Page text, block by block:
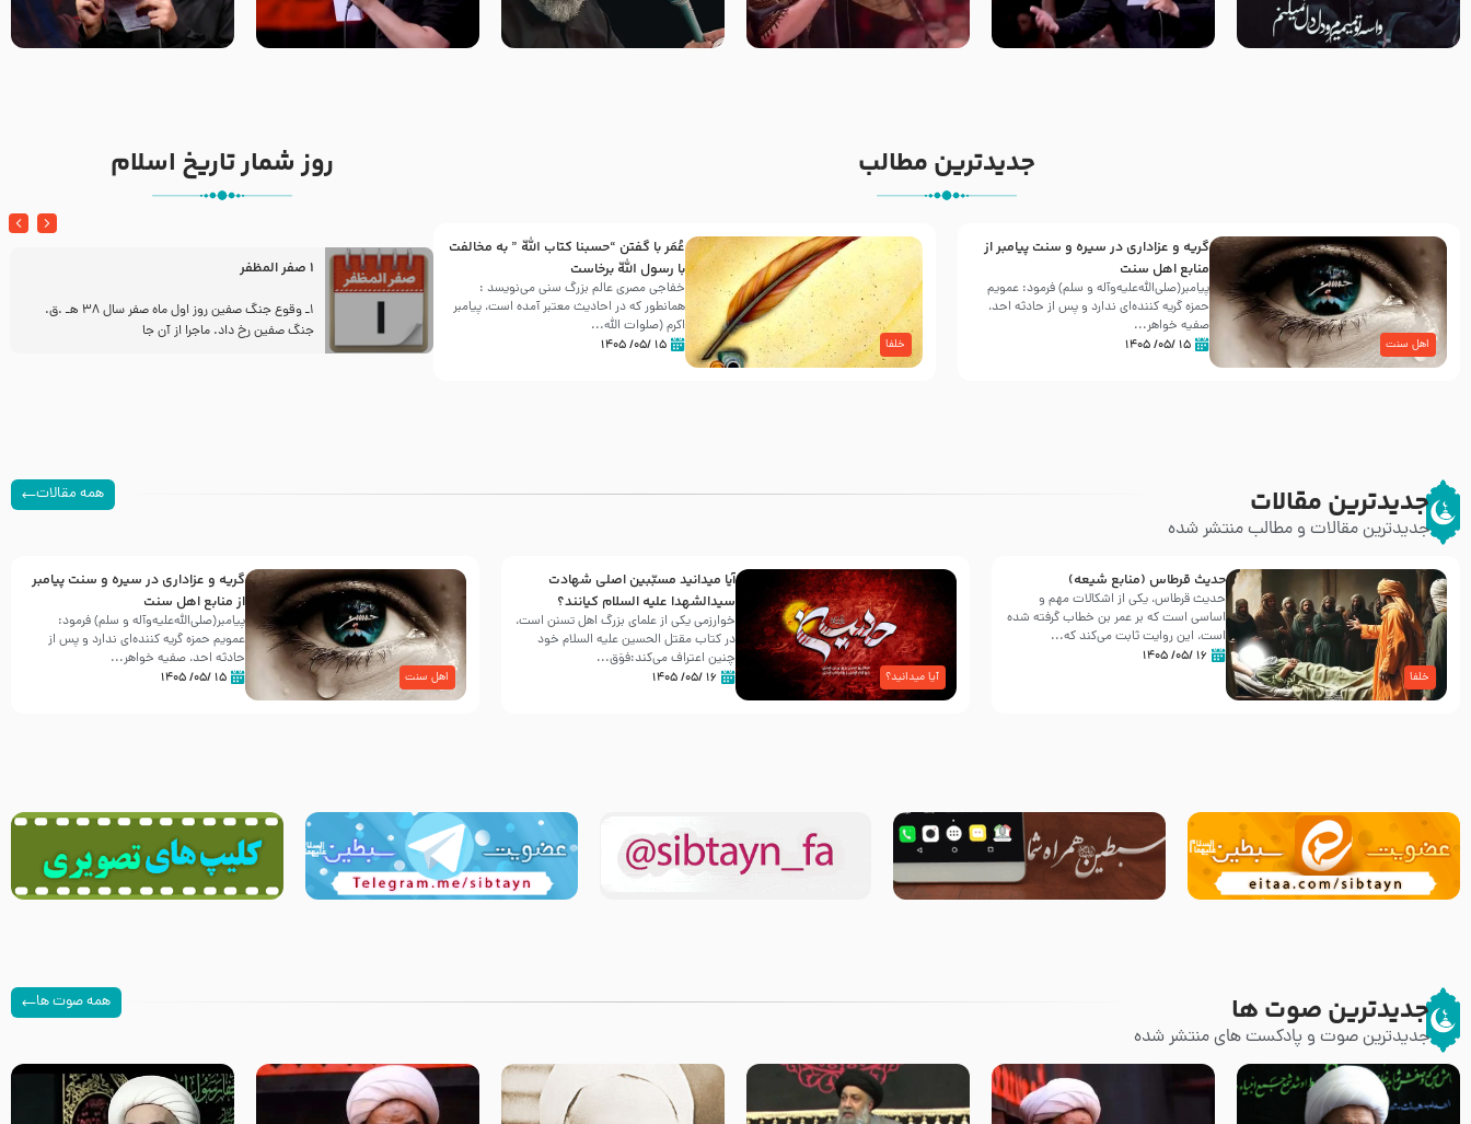
مصداق کربلا – حاج حسین سیب
شور ، حسینا! به‌ حق زهرا «أُنْظُرْ
إِلَینا» – عزاداری شب هفتم ماه
جانا جانا ابی عبدالله – کربلایی
جواد مقدم – شب هشتم محرم
مادر منم مثل تو خمیدم – حاج
محمود کریمی – شهادت حضرت
تک ، عبّاس، صاحب دل‌هاست –
حاج حنیف طاهری – عزاداری شب
من غلام نوکراتم من عاشق
کربلاتم – شور زمینه – شب هفتم
جدیدترین مطالب
اهل سنت
گریه و عزاداری در سیره و سنت پیامبر از
منابع اهل سنت
پیامبر(صلی‌الله‌علیه‌وآله و سلم) فرمود: عمویم
حمزه گریه کننده‌ای ندارد و پس از حادثه احد،
صفیه خواهر...
۱۵ /۰۵/ ۱۴۰۵ خلفا
عُمَر با گفتن “حسبنا كتاب اللّه ” به مخالفت
با رسول اللّه برخاست
خفاجی مصری عالم بزرگ سنی می‌نویسد :
همانطور که در احادیث معتبر آمده است، پیامبر
اکرم (صلوات اللّه...
۱۵ /۰۵/ ۱۴۰۵
روز شمار تاریخ اسلام
30 صفر المظفر
شهادت حضرت علی بن موسی الرضا (علیه السلام) در روز
آخـر صفر سـال 203 هـ .ق. هشـتمین اختر تابناک امامت
1 صفر المظفر
1ـ وقوع جنگ صفین روز اول ماه صفر سال 38 هـ .ق.
جنگ صفین رخ داد. ماجرا از آن جا
جدیدترین مقالات
جدیدترین مقالات و مطالب منتشر شده
همه مقالات
خلفا
حدیث قرطاس (منابع شیعه)
حدیث قرطاس، یکی از اشکالات مهم و
اساسی است که بر عمر بن خطاب گرفته شده
است، این روایت ثابت می‌کند که...
۱۶ /۰۵/ ۱۴۰۵
آیا میدانید؟
آیا میدانید مسبّبین اصلی شهادت
سیدالشهدا علیه ‌السلام کیانند؟
خوارزمی یکی از علمای بزرگ اهل تسنن است،
در کتاب مقتل الحسین علیه ‌السلام خود
چنین اعتراف می‌کند:فوَق...
۱۶ /۰۵/ ۱۴۰۵ اهل سنت
گریه و عزاداری در سیره و سنت پیامبر
از منابع اهل سنت
پیامبر(صلی‌الله‌علیه‌وآله و سلم) فرمود:
عمویم حمزه گریه کننده‌ای ندارد و پس از
حادثه احد، صفیه خواهر...
۱۵ /۰۵/ ۱۴۰۵
جدیدترین صوت ها
جدیدترین صوت و پادکست های منتشر شده
همه صوت ها